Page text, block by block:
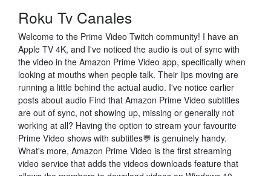
Roku Tv Canales
Welcome to the Prime Video Twitch community! I have an
Apple TV 4K, and I've noticed the audio is out of sync with
the video in the Amazon Prime Video app, specifically when
looking at mouths when people talk. Their lips moving are
running a little behind the actual audio. I've notice earlier
posts about audio Find that Amazon Prime Video subtitles
are out of sync, not showing up, missing or generally not
working at all? Having the option to stream your favourite
Prime Video shows with subtitles💬 is genuinely handy.
What's more, Amazon Prime Video is the first streaming
video service that adds the videos downloads feature that